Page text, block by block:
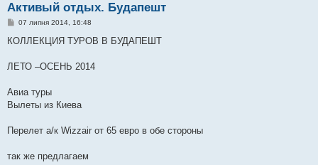
Активый отдых. Будапешт
П
в
о
е
н
07 липня 2014, 16:48
КОЛЛЕКЦИЯ ТУРОВ В БУДАПЕШТ
ЛЕТО –ОСЕНЬ 2014
Авиа туры
Вылеты из Киева
Перелет а/к Wizzair от 65 евро в обе стороны
так же предлагаем